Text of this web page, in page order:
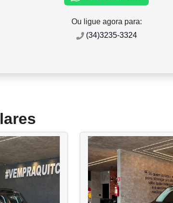
Ou ligue agora para:
(34)3235-3324